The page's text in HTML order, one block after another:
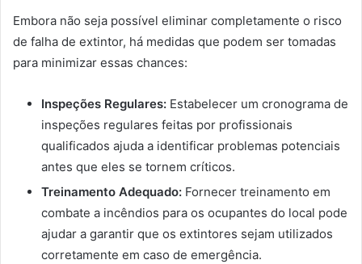
Embora não seja possível eliminar completamente o risco
de falha de extintor, há medidas que podem ser tomadas
para minimizar essas chances:
Inspeções Regulares: Estabelecer um cronograma de
inspeções regulares feitas por profissionais
qualificados ajuda a identificar problemas potenciais
antes que eles se tornem críticos.
Treinamento Adequado: Fornecer treinamento em
combate a incêndios para os ocupantes do local pode
ajudar a garantir que os extintores sejam utilizados
corretamente em caso de emergência.